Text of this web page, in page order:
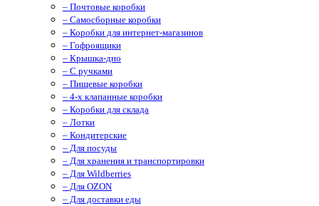
– Почтовые коробки
– Самосборные коробки
– Коробки для интернет-магазинов
– Гофроящики
– Крышка-дно
– С ручками
– Пищевые коробки
– 4-х клапанные коробки
– Коробки для склада
– Лотки
– Кондитерские
– Для посуды
– Для хранения и транспортировки
– Для Wildberries
– Для OZON
– Для доставки еды